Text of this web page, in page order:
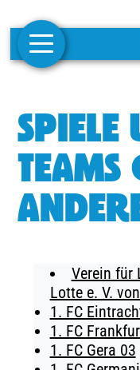
1.
FRAUEN
CAMPUS
BUSINESS
SÜDKURVE
SPIELE
TEAMS
Verein für
Lotte e. V.
1. FC
1. FC
1. FC Gera 03